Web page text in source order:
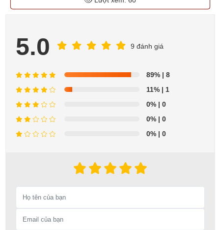
5.0 9 đánh giá
89% | 8
11% | 1
0% | 0
0% | 0
0% | 0